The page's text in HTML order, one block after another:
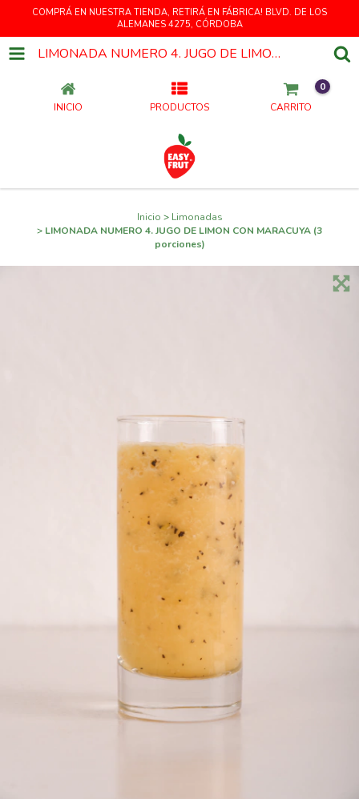
COMPRÁ EN NUESTRA TIENDA, RETIRÁ EN FÁBRICA! BLVD. DE LOS
ALEMANES 4275, CÓRDOBA
LIMONADA NUMERO 4. JUGO DE LIMON CON MARACUYA (3 PORCIONES)
INICIO PRODUCTOS CARRITO
0
Inicio > Limonadas
> LIMONADA NUMERO 4. JUGO DE LIMON CON MARACUYA (3
porciones)